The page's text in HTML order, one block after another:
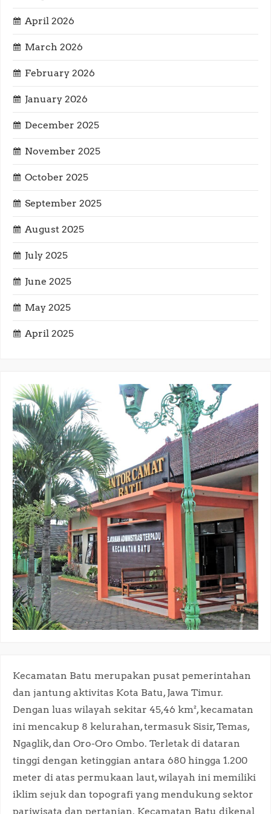
i
g
a
t
i
o
n
April 2026
March 2026
February 2026
January 2026
December 2025
November 2025
October 2025
September 2025
August 2025
July 2025
June 2025
May 2025
April 2025
Kecamatan Batu merupakan pusat pemerintahan
dan jantung aktivitas Kota Batu, Jawa Timur.
Dengan luas wilayah sekitar 45,46 km², kecamatan
ini mencakup 8 kelurahan, termasuk Sisir, Temas,
Ngaglik, dan Oro-Oro Ombo. Terletak di dataran
tinggi dengan ketinggian antara 680 hingga 1.200
meter di atas permukaan laut, wilayah ini memiliki
iklim sejuk dan topografi yang mendukung sektor
pariwisata dan pertanian. Kecamatan Batu dikenal